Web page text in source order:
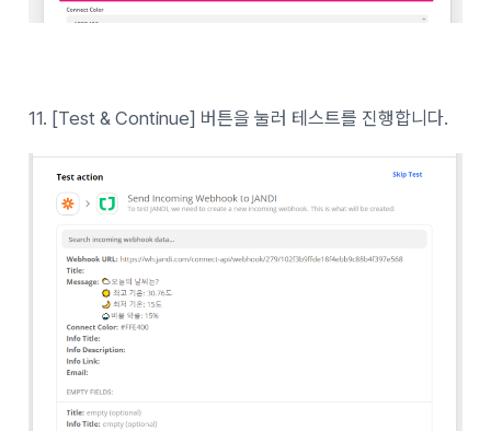
11. [Test & Continue] 버튼을 눌러 테스트를 진행합니다.